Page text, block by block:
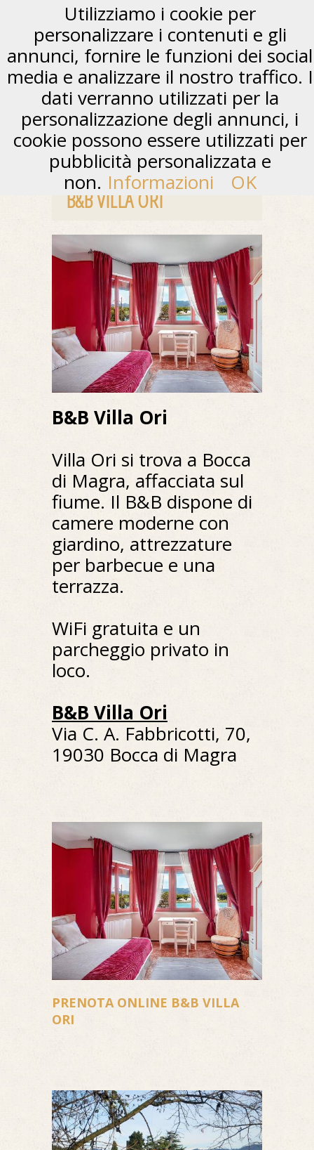
B&B VILLA ORI
B&B Villa Ori
Villa Ori si trova a Bocca
di Magra, affacciata sul
fiume. Il B&B dispone di
camere moderne con
giardino, attrezzature
per barbecue e una
terrazza.
WiFi gratuita e un
parcheggio privato in
loco.
B&B Villa Ori
Via C. A. Fabbricotti, 70,
19030 Bocca di Magra
PRENOTA ONLINE B&B VILLA
ORI
Utilizziamo i cookie per
personalizzare i contenuti e gli
annunci, fornire le funzioni dei social
media e analizzare il nostro traffico. I
dati verranno utilizzati per la
personalizzazione degli annunci, i
cookie possono essere utilizzati per
pubblicità personalizzata e
non. Informazioni OK